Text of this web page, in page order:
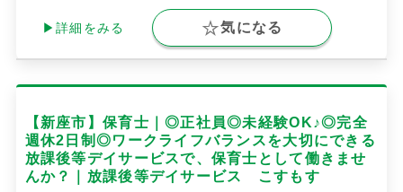
▶詳細をみる 気になる
【新座市】保育士｜◎正社員◎未経験OK♪◎完全
週休2日制◎ワークライフバランスを大切にできる
放課後等デイサービスで、保育士として働きませ
んか？｜放課後等デイサービス こすもす